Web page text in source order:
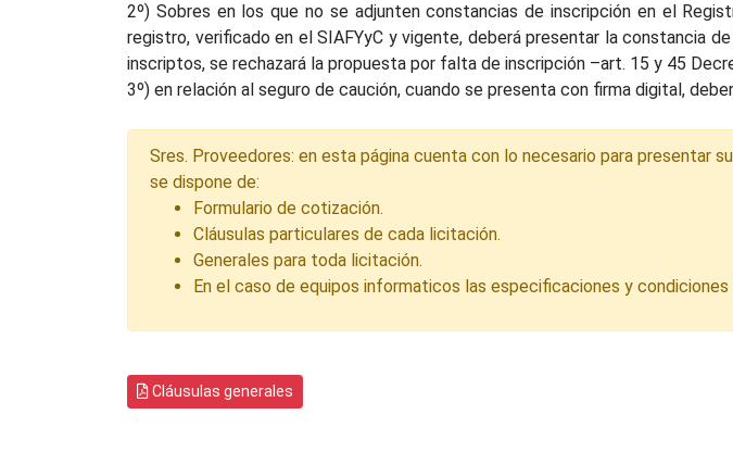
2º) Sobres en los que no se adjunten constancias de inscripción en el
registro, verificado en el SIAFYyC y vigente, deberá presentar la constancia
inscriptos, se rechazará la propuesta por falta de inscripción –art. 15 y 45
3º) en relación al seguro de caución, cuando se presenta con firma digital,
Sres. Proveedores: en esta página cuenta con lo necesario para presentar
se dispone de:
Formulario de cotización.
Cláusulas particulares de cada licitación.
Generales para toda licitación.
En el caso de equipos informaticos las especificaciones y
Cláusulas generales